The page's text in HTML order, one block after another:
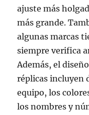
ajuste más
más grande.
algunas marcas
siempre verifica
Además, el
réplicas incluyen
equipo, los
los nombres y